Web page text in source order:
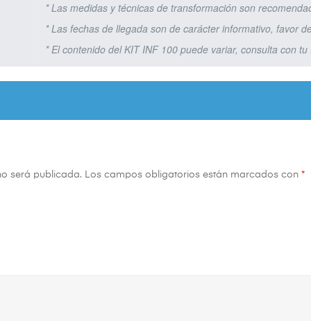
* Las medidas y técnicas de transformación son
* Las fechas de llegada son de carácter informativo, favor
* El contenido del KIT INF 100 puede variar, consulta con
será publicada. Los campos obligatorios están marcados con *